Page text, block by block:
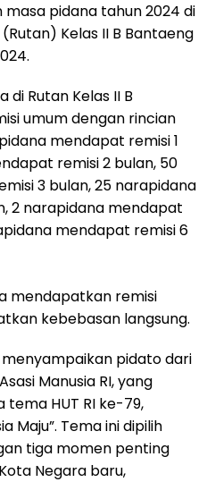
pidana tahun 2024 di
Kelas II B Bantaeng
di Rutan Kelas II B
umum dengan rincian
mendapat remisi 1
remisi 2 bulan, 50
3 bulan, 25 narapidana
2 narapidana mendapat
mendapat remisi 6
mendapatkan remisi
kebebasan langsung.
menyampaikan pidato dari
Manusia RI, yang
HUT RI ke-79,
Maju”. Tema ini dipilih
tiga momen penting
Negara baru,